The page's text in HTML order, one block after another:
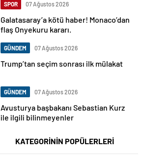
SPOR 07 Ağustos 2026
Galatasaray’a kötü haber! Monaco’dan
flaş Onyekuru kararı.
GÜNDEM 07 Ağustos 2026
Trump’tan seçim sonrası ilk mülakat
GÜNDEM 07 Ağustos 2026
Avusturya başbakanı Sebastian Kurz
ile ilgili bilinmeyenler
KATEGORİNİN POPÜLERLERİ